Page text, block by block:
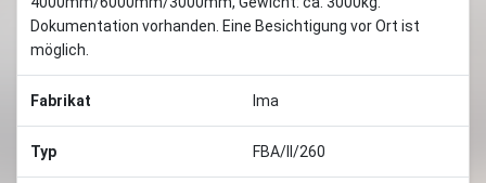
Dokumentation vorhanden. Eine Besichtigung vor Ort ist
möglich.
Fabrikat Ima
Typ FBA/II/260